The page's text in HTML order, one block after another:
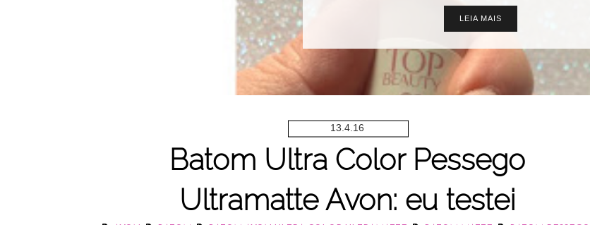
LEIA MAIS
13.4.16
Batom Ultra Color Pessego
Ultramatte Avon: eu testei